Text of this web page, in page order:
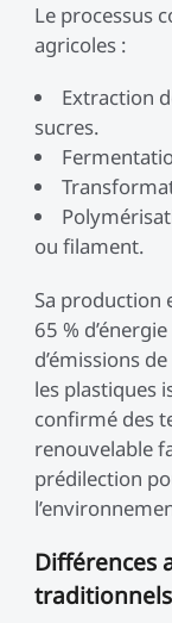
Le processus
agricoles :
Extraction
sucres.
ou filament.
Sa production
65 %
d’émissions
les plastiques
confirmé des
renouvelable
prédilection
Différences
traditionnels